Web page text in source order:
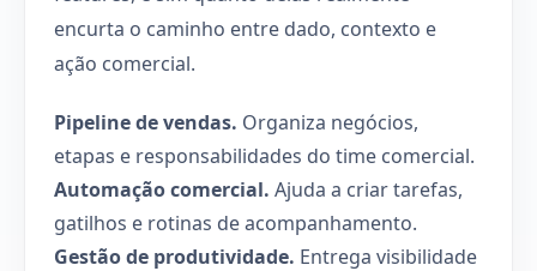
encurta o caminho entre dado, contexto e
ação comercial.
Pipeline de vendas. Organiza negócios,
etapas e responsabilidades do time comercial.
Automação comercial. Ajuda a criar tarefas,
gatilhos e rotinas de acompanhamento.
Gestão de produtividade. Entrega visibilidade